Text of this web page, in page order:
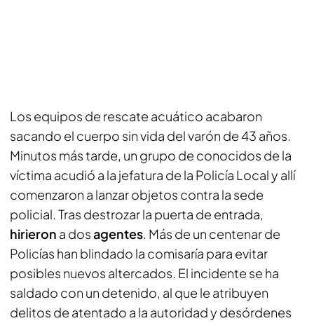
Los equipos de rescate acuático acabaron
sacando el cuerpo sin vida del varón de 43 años.
Minutos más tarde, un grupo de conocidos de la
víctima acudió a la jefatura de la Policía Local y allí
comenzaron a lanzar objetos contra la sede
policial. Tras destrozar la puerta de entrada,
hirieron a dosagentes. Más de un centenar de
Policías han blindado la comisaría para evitar
posibles nuevos altercados. El incidente se ha
saldado con un detenido, al que le atribuyen
delitos de atentado a la autoridad y desórdenes